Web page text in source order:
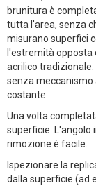
brunitura è
tutta l'area, senza
misurano superfici
l'estremità opposta
acrilico
senza meccanismo
costante.
Una volta
superficie. L'angolo
rimozione è facile.
Ispezionare la
dalla superficie (ad